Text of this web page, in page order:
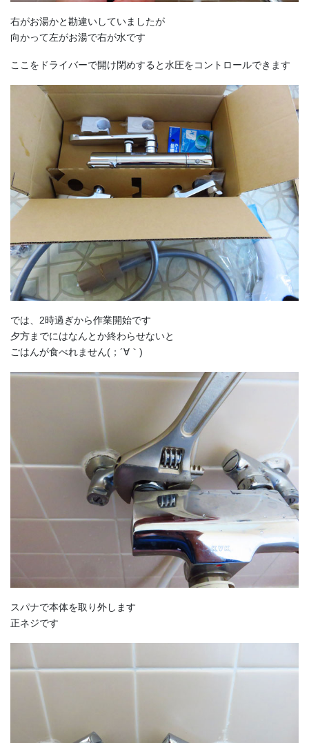
右がお湯かと勘違いしていましたが
向かって左がお湯で右が水です
ここをドライバーで開け閉めすると水圧をコントロールできます
では、2時過ぎから作業開始です
夕方までにはなんとか終わらせないと
ごはんが食べれません(；´∀｀)
スパナで本体を取り外します
正ネジです